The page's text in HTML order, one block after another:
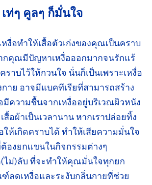
เท่ๆ​ คูลๆ ก็มั่นใจ​
งื่อทำให้เสื้อตัวเก่งของคุณเป็นคราบ
กคุณมีปัญหาเหงื่อออกมากจนรักแร้
ราบไว้ให้กวนใจ นั่นก็เป็นเพราะเหงื่อ
กาย อาจมีแบคทีเรียที่สามารถสร้าง
มีความชื้นจากเหงื่ออยู่บริเวณผิวหนัง
สื้อผ้าเป็นเวลานาน หากเราปล่อยทิ้ง
ให้เกิดคราบได้ ทำให้เสียความมั่นใจ
ต้องยกแขนในกิจกรรมต่างๆ
(ไม่)ลับที่จะทำให้คุณมั่นใจทุกยก
ฑ์ลดเหงื่อและระงับกลิ่นกายที่ช่วย